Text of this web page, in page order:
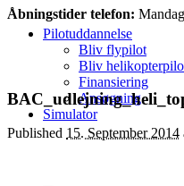
Åbningstider telefon:
Pilotuddannelse
Bliv flypilot
Bliv
Finansiering
Ansøgning
Simulator
Published 15. September 2014